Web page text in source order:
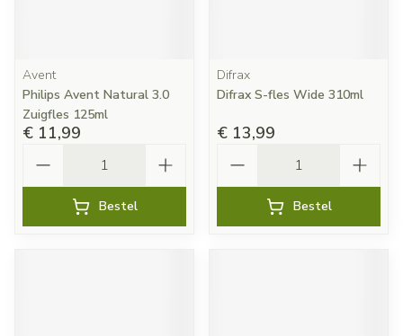
Avent
Philips Avent Natural 3.0
Zuigfles 125ml
€ 11,99
Bestel
Difrax
Difrax S-fles Wide 310ml
€ 13,99
Bestel